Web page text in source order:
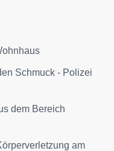
Schmuck - Polizei
dem Bereich
am